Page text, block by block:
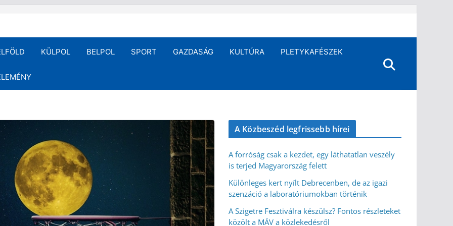
KÜLPOL BELPOL SPORT GAZDASÁG KULTÚRA PLETYKAFÉSZEK
A Közbeszéd legfrissebb hírei
A forróság csak a kezdet, egy láthatatlan veszély
is terjed Magyarország felett
Különleges kert nyílt Debrecenben, de az igazi
szenzáció a laboratóriumokban történik
A Szigetre Fesztiválra készülsz? Fontos részleteket
közölt a MÁV a közlekedésről